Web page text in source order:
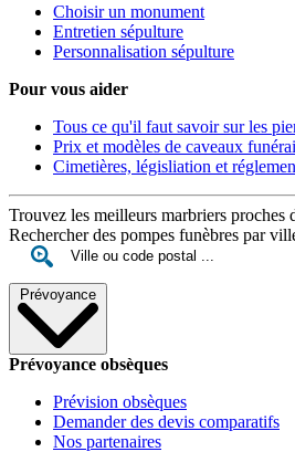
Choisir un monument
Entretien sépulture
Personnalisation sépulture
Pour vous aider
Tous ce qu'il faut savoir sur les
Prix et modèles de caveaux
Cimetières, législiation et
Trouvez les meilleurs marbriers proches
Rechercher des pompes funèbres par
Prévoyance
Prévoyance obsèques
Prévision obsèques
Demander des devis comparatifs
Nos partenaires